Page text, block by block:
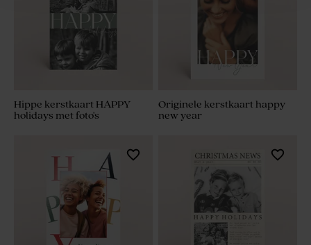
Hippe kerstkaart HAPPY
holidays met foto's
Originele kerstkaart happy
new year